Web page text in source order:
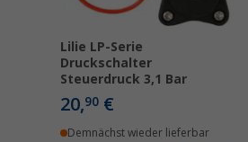
Lilie LP-Serie
Druckschalter
Steuerdruck 3,1 Bar
20,90 €
Demnächst wieder lieferbar